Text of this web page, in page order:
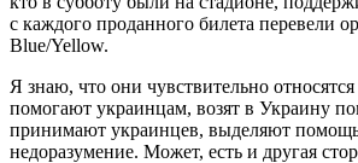
с каждого проданного билета перевели
Blue/Yellow.
Я знаю, что они чувствительно
помогают украинцам, возят в Украину
принимают украинцев, выделяют
недоразумение. Может, есть и другая